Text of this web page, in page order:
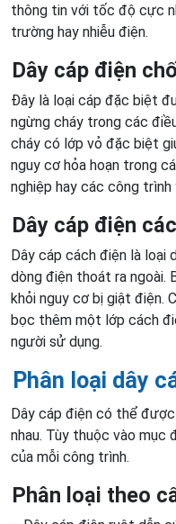
thông tin với tốc độ cực
trường hay nhiễu điện.
Dây cáp điện
Đây là loại cáp đặc biệt
ngừng cháy trong các
cháy có lớp vỏ đặc biệt
nguy cơ hỏa hoạn trong
nghiệp hay các công
Dây cáp điện
Dây cáp cách điện là loại
dòng điện thoát ra ngoài.
khỏi nguy cơ bị giật điện.
bọc thêm một lớp cách
người sử dụng.
Phân loại dây
Dây cáp điện có thể
nhau. Tùy thuộc vào mục
của mỗi công trình.
Phân loại theo